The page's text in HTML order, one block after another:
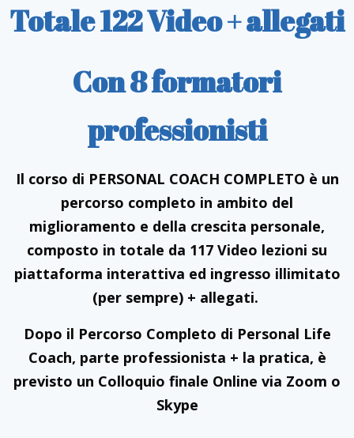
Totale 122 Video + allegati
Con 8 formatori
professionisti
Il corso di PERSONAL COACH COMPLETO è un
percorso completo in ambito del
miglioramento e della crescita personale,
composto in totale da 117 Video lezioni su
piattaforma interattiva ed ingresso illimitato
(per sempre) + allegati.
Dopo il Percorso Completo di Personal Life
Coach, parte professionista + la pratica, è
previsto un Colloquio finale Online via Zoom o
Skype